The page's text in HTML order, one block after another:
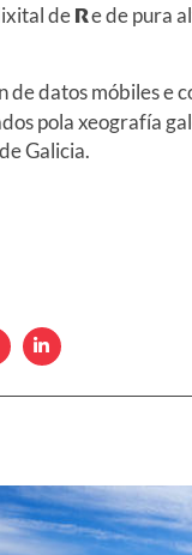
deRe de pura
datos móbiles e
pola xeografía
Galicia.